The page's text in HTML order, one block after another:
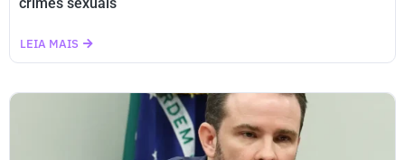
LEIA MAIS